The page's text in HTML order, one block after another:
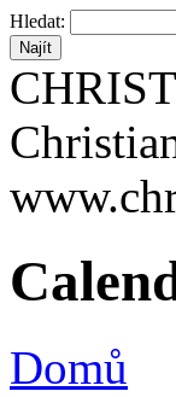
Hledat:
Domů